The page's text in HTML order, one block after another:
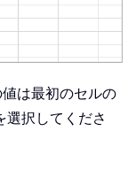
は最初のセルの
選択してくださ